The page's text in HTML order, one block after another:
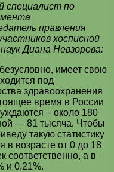
специалист по
правления
хосписной
Диана Невзорова:
имеет свою
под
здравоохранения
время в России
– около 180
— 81 тысяча. Чтобы
такую статистику
в возрасте от 0 до 18
соответственно, а в
и 0,21%.